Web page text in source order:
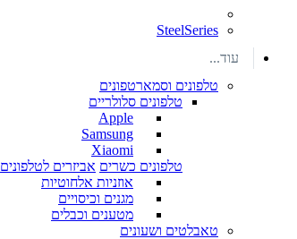
SteelSeries
עוד...
טלפונים וסמארטפונים
טלפונים סלולריים
Apple
Samsung
Xiaomi
טלפונים כשרים אביזרים לטלפונים
אוזניות אלחוטיות
מגנים וכיסויים
מטענים וכבלים
טאבלטים ושעונים